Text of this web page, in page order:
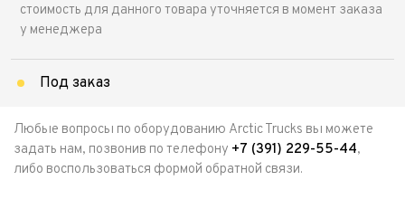
стоимость для данного товара уточняется в момент заказа
у менеджера
Под заказ
Любые вопросы по оборудованию Arctic Trucks вы можете
задать нам, позвонив по телефону +7 (391) 229-55-44,
либо воспользоваться формой обратной связи.